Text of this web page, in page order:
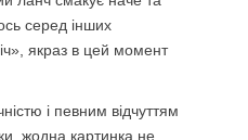
серед інших
якраз в цей момент
і певним відчуттям
жодна картинка не